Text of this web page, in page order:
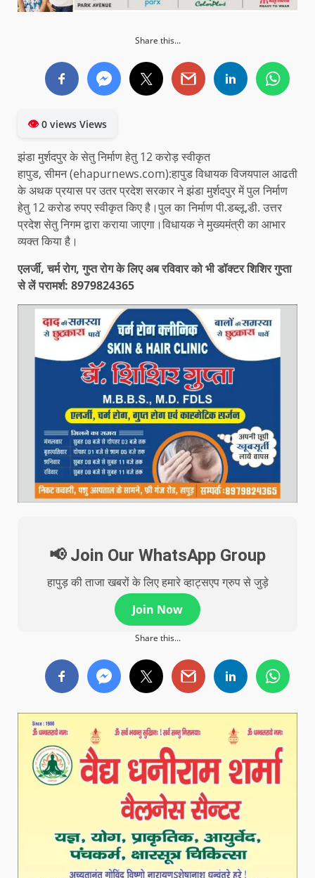
Share this...
👁0 views Views
झंडा मुर्शदपुर के सेतु निर्माण हेतु 12 करोड़ स्वीकृत
हापुड, सीमन (ehapurnews.com):हापुड विधायक विजयपाल आढती
के अथक प्रयास पर उतर प्रदेश सरकार ने झंडा मुर्शदपुर में पुल निर्माण
हेतु 12 करोड रुपए स्वीकृत किए है।पुल का निर्माण पी.डब्लू.डी. उत्तर
प्रदेश सेतु निगम द्वारा कराया जाएगा।विधायक ने मुख्यमंत्री का आभार
व्यक्त किया है।
एलर्जी, चर्म रोग, गुप्त रोग के लिए अब रविवार को भी डॉक्टर शिशिर गुप्ता
से लें परामर्श: 8979824365
📢 Join Our WhatsApp Group
हापुड़ की ताजा खबरों के लिए हमारे व्हाट्सएप ग्रुप से जुड़े
Join Now
Share this...